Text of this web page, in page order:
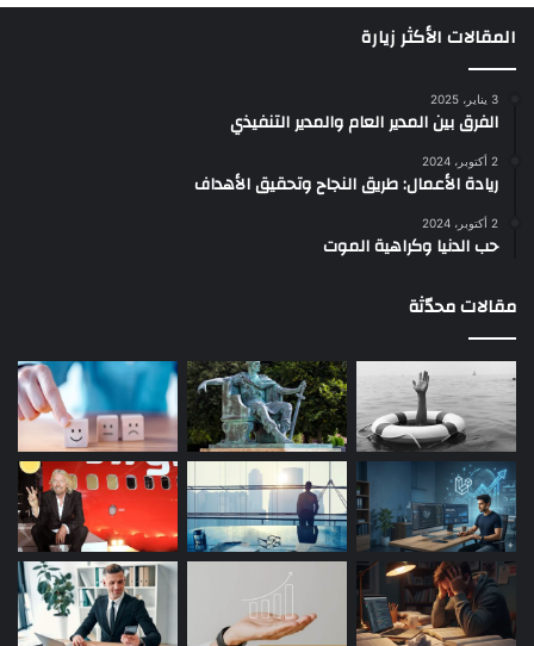
المقالات الأكثر زيارة
3 يناير، 2025
الفرق بين المدير العام والمدير التنفيذي
2 أكتوبر، 2024
ريادة الأعمال: طريق النجاح وتحقيق الأهداف
2 أكتوبر، 2024
حب الدنيا وكراهية الموت
مقالات محدّثة